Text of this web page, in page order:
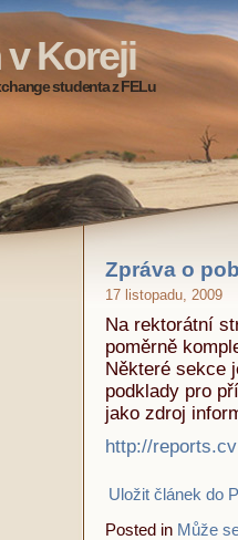
Koreji
studenta z FELu
Zpráva o
17 listopadu, 2009
Na rektorátní
poměrně
Některé sekce
podklady pro
jako zdroj
http://
Uložit článek do
Posted in Může